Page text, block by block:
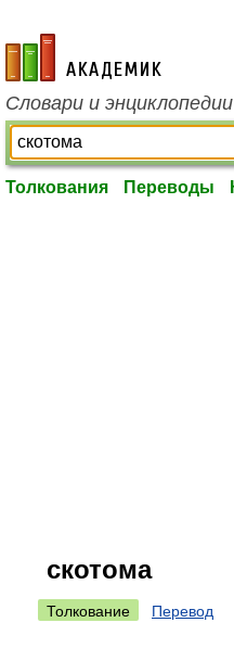
academic.ru
Словари и
Толкования Переводы
скотома
Толкование Перевод